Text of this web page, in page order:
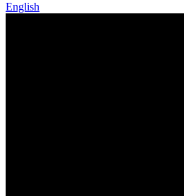
English